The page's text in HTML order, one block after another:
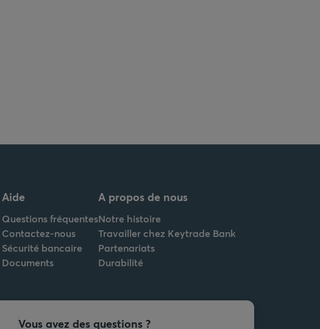
Aide
Questions fréquentes
Contactez-nous
Sécurité bancaire
Documents
A propos de nous
Notre histoire
Travailler chez Keytrade Bank
Partenariats
Durabilité
Vous avez des questions ?